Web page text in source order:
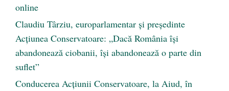
online
Claudiu Târziu, europarlamentar și președinte
Acțiunea Conservatoare: „Dacă România își
abandonează ciobanii, își abandonează o parte din
suflet”
Conducerea Acțiunii Conservatoare, la Aiud, în